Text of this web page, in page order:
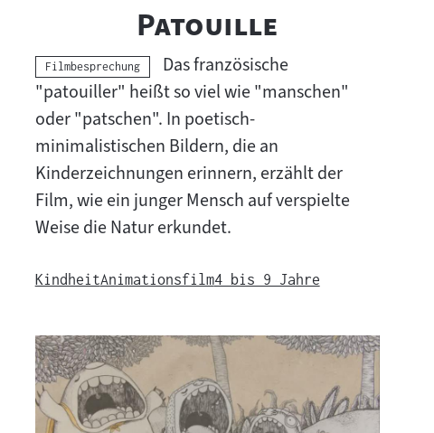
"
Patouille
Kategorie:
Filmbesprechung
Das französische
"patouiller" heißt so viel wie "manschen"
oder "patschen". In poetisch-
minimalistischen Bildern, die an
Kinderzeichnungen erinnern, erzählt der
Film, wie ein junger Mensch auf verspielte
Weise die Natur erkundet.
KindheitAnimationsfilm4 bis 9 Jahre